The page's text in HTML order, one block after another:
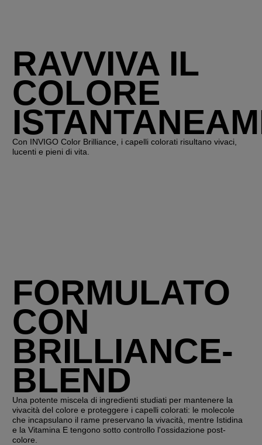
RAVVIVA IL
COLORE
Con INVIGO Color Brilliance, i capelli colorati risultano vivaci,
lucenti e pieni di vita.
FORMULATO
CON
BRILLIANCE-
BLEND
Una potente miscela di ingredienti studiati per mantenere la
vivacità del colore e proteggere i capelli colorati: le molecole
che incapsulano il rame preservano la vivacità, mentre Istidina
e la Vitamina E tengono sotto controllo l'ossidazione post-
colore.